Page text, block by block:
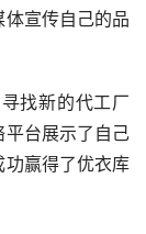
宣传自己的品
找新的代工厂
台展示了自己
赢得了优衣库